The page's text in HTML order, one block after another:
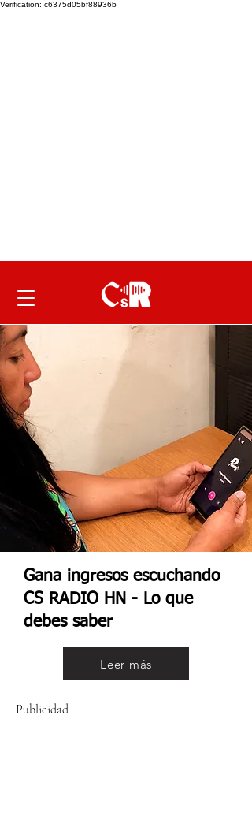
Verification: c6375d05bf88936b
Gana ingresos escuchando
CS RADIO HN - Lo que
debes saber
Leer más
Publicidad